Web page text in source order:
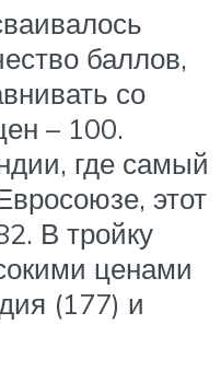
баллов,
со
– 100.
где самый
этот
В тройку
ценами
(177) и